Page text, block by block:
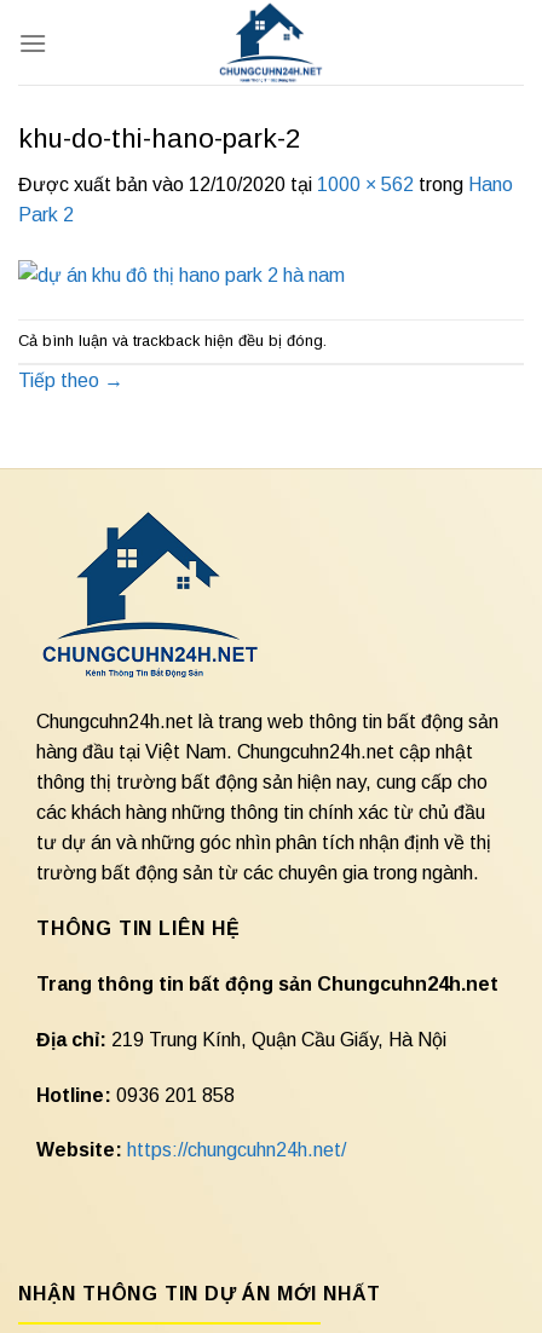
qua
khu-do-thi-hano-park-2
Được xuất bản vào 12/10/2020 tại 1000 × 562 trong Hano
Park 2
Cả bình luận và trackback hiện đều bị đóng.
Tiếp theo →
Chungcuhn24h.net là trang web thông tin bất động sản
hàng đầu tại Việt Nam. Chungcuhn24h.net cập nhật
thông thị trường bất động sản hiện nay, cung cấp cho
các khách hàng những thông tin chính xác từ chủ đầu
tư dự án và những góc nhìn phân tích nhận định về thị
trường bất động sản từ các chuyên gia trong ngành.
THÔNG TIN LIÊN HỆ
Trang thông tin bất động sản Chungcuhn24h.net
Địa chỉ: 219 Trung Kính, Quận Cầu Giấy, Hà Nội
Hotline: 0936 201 858
Website: https://chungcuhn24h.net/
NHẬN THÔNG TIN DỰ ÁN MỚI NHẤT